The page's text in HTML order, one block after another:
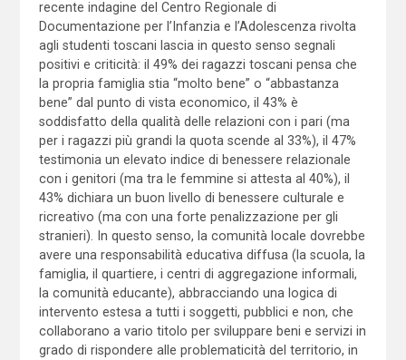
recente indagine del Centro Regionale di
Documentazione per l’Infanzia e l’Adolescenza rivolta
agli studenti toscani lascia in questo senso segnali
positivi e criticità: il 49% dei ragazzi toscani pensa che
la propria famiglia stia “molto bene” o “abbastanza
bene” dal punto di vista economico, il 43% è
soddisfatto della qualità delle relazioni con i pari (ma
per i ragazzi più grandi la quota scende al 33%), il 47%
testimonia un elevato indice di benessere relazionale
con i genitori (ma tra le femmine si attesta al 40%), il
43% dichiara un buon livello di benessere culturale e
ricreativo (ma con una forte penalizzazione per gli
stranieri). In questo senso, la comunità locale dovrebbe
avere una responsabilità educativa diffusa (la scuola, la
famiglia, il quartiere, i centri di aggregazione informali,
la comunità educante), abbracciando una logica di
intervento estesa a tutti i soggetti, pubblici e non, che
collaborano a vario titolo per sviluppare beni e servizi in
grado di rispondere alle problematicità del territorio, in